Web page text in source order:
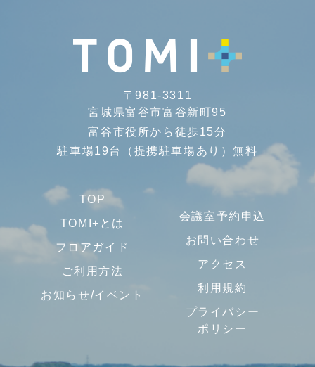
〒981-3311
宮城県富谷市富谷新町95
富谷市役所から徒歩15分
駐車場19台（提携駐車場あり）無料
TOP
TOMI+とは
フロアガイド
ご利用方法
お知らせ/イベント
会議室予約申込
お問い合わせ
アクセス
利用規約
プライバシー
ポリシー